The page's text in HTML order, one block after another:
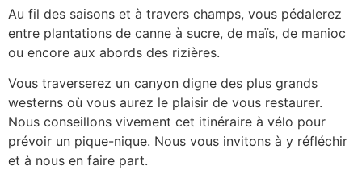
Au fil des saisons et à travers champs, vous pédalerez
entre plantations de canne à sucre, de maïs, de manioc
ou encore aux abords des rizières.
Vous traverserez un canyon digne des plus grands
westerns où vous aurez le plaisir de vous restaurer.
Nous conseillons vivement cet itinéraire à vélo pour
prévoir un pique-nique. Nous vous invitons à y réfléchir
et à nous en faire part.